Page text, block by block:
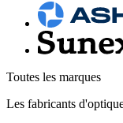
Toutes les marques
Les fabricants